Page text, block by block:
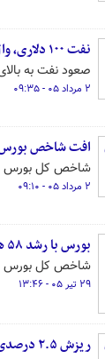
نفت ۱۰۰ دلاری، وال‌استریت را قرمزپوش کرد
صعود نفت به بالای ۱۰۰ دلار، وال‌استریت را قرمزپوش کرد و انس طلا هم زیر فشار انتظارات افزایش نرخ بهره،
۲ مرداد ۰۵ - ۰۹:۳۵
افت شاخص بورس
شاخص کل بورس در هفته‌ای که
۲ مرداد ۰۵ - ۰۹:۱۰
بورس با رشد ۵۸ هزار واحدی به کانال ۴.۸ میلیون واحد بازگشت
شاخص کل بورس تهران در پایان
۲۹ تیر ۰۵ - ۱۳:۴۶
ریزش ۲.۵ درصدی شاخص بورس